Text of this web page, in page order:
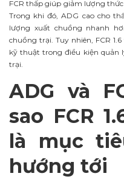
FCR thấp giúp giảm lượng
Trong khi đó, ADG cao cho
lượng xuất chuồng nhanh
chuồng trại. Tuy nhiên, FCR
kỹ thuật trong điều kiện quản
trại.
ADG và
sao FCR
là mục
hướng tới